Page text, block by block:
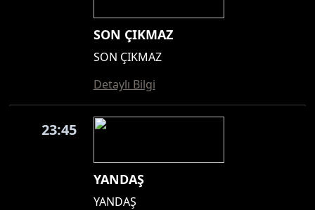
SON ÇIKMAZ
SON ÇIKMAZ
Detaylı Bilgi
23:45
YANDAŞ
YANDAŞ